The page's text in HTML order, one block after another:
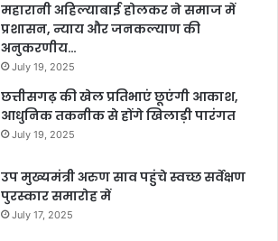
महारानी अहिल्याबाई होलकर ने समाज में
प्रशासन, न्याय और जनकल्याण की
अनुकरणीय…
July 19, 2025
छत्तीसगढ़ की खेल प्रतिभाएं छूएंगी आकाश,
आधुनिक तकनीक से होंगे खिलाड़ी पारंगत
July 19, 2025
उप मुख्यमंत्री अरुण साव पहुंचे स्वच्छ सर्वेक्षण
पुरस्कार समारोह में
July 17, 2025